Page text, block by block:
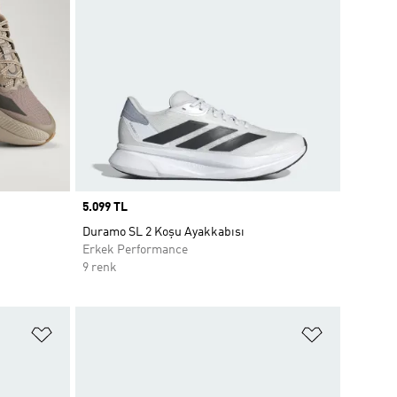
Price
5.099 TL
Duramo SL 2 Koşu Ayakkabısı
Erkek Performance
9 renk